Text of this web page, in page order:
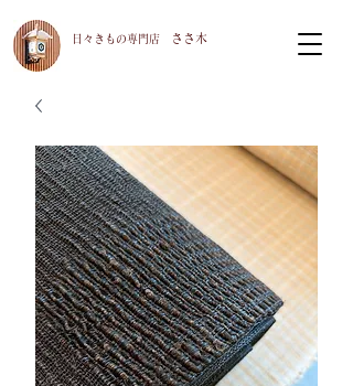
​日々きもの専門店 ささ木